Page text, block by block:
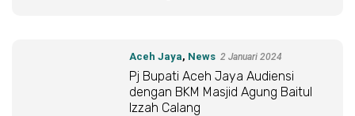
Aceh Jaya, News 2 Januari 2024
Pj Bupati Aceh Jaya Audiensi
dengan BKM Masjid Agung Baitul
Izzah Calang